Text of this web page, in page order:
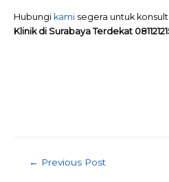
Hubungi kami segera untuk
Klinik di Surabaya Terdekat
Post
← Previous Post